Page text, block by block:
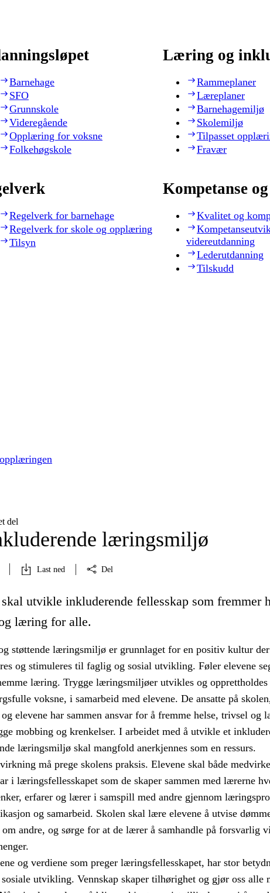
Barnehage
SFO
Grunnskole
Videregående
Opplæring for voksne
Folkehøgskole
Læring og
Rammeplaner
Læreplaner
Barnehagemiljø
Skolemiljø
Tilpasset
Fravær
Regelverk for barnehage
Regelverk for skole og opplæring
Tilsyn
Kompetanse
Kvalitet og
videreutdanning
Lederutdanning
Tilskudd
del
læringsmiljø
Last ned Del
utvikle inkluderende fellesskap som fremmer
læring for alle.
støttende læringsmiljø er grunnlaget for en positiv kultur der
og stimuleres til faglig og sosial utvikling. Føler elevene
læring. Trygge læringsmiljøer utvikles og
voksne, i samarbeid med elevene. De ansatte på
og elevene har sammen ansvar for å fremme helse, trivsel og
mobbing og krenkelser. I arbeidet med å utvikle et
læringsmiljø skal mangfold anerkjennes som en ressurs.
må prege skolens praksis. Elevene skal både
i læringsfellesskapet som de skaper sammen med lærerne
erfarer og lærer i samspill med andre gjennom
og samarbeid. Skolen skal lære elevene å utvise
om andre, og sørge for at de lærer å samhandle på forsvarlig
og verdiene som preger læringsfellesskapet, har stor
sosiale utvikling. Vennskap skaper tilhørighet og gjør oss alle